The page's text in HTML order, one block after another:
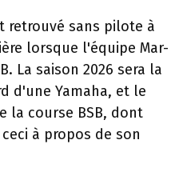
retrouvé sans pilote à
lorsque l'équipe Mar-
La saison 2026 sera la
d'une Yamaha, et le
la course BSB, dont
à propos de son